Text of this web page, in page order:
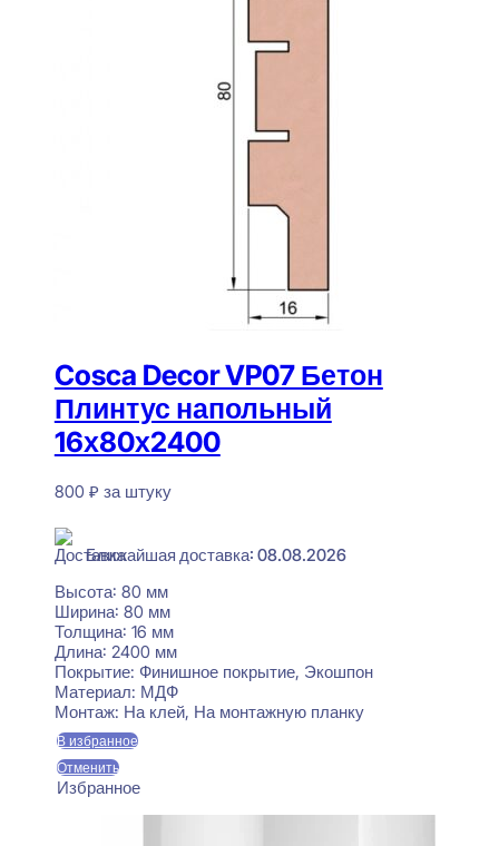
Cosca Decor VP07 Бетон
Плинтус напольный
16х80х2400
800 ₽ за штуку
Ближайшая доставка: 08.08.2026
Высота: 80 мм
Ширина: 80 мм
Толщина: 16 мм
Длина: 2400 мм
Покрытие: Финишное покрытие, Экошпон
Материал: МДФ
Монтаж: На клей, На монтажную планку
В избранное
Отменить
Избранное